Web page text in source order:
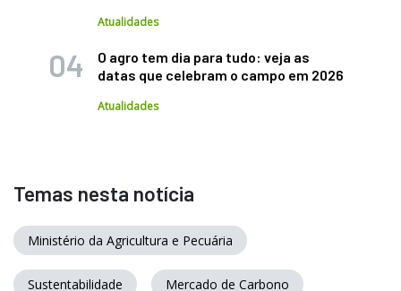
Atualidades
O agro tem dia para tudo: veja as
datas que celebram o campo em 2026
Atualidades
Temas nesta notícia
Ministério da Agricultura e Pecuária
Sustentabilidade Mercado de Carbono